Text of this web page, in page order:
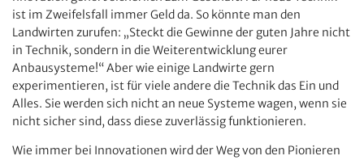
ist im Zweifelsfall immer Geld da. So könnte man den
Landwirten zurufen: „Steckt die Gewinne der guten Jahre nicht
in Technik, sondern in die Weiterentwicklung eurer
Anbausysteme!“ Aber wie einige Landwirte gern
experimentieren, ist für viele andere die Technik das Ein und
Alles. Sie werden sich nicht an neue Systeme wagen, wenn sie
nicht sicher sind, dass diese zuverlässig funktionieren.
Wie immer bei Innovationen wird der Weg von den Pionieren